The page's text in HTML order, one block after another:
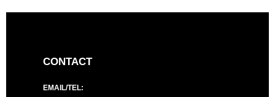
CONTACT
EMAIL/TEL: